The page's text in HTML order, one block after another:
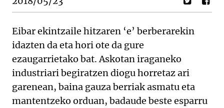
Eibar ekintzaile hitzaren ‘e’ berberarekin
idazten da eta hori ote da gure
ezaugarrietako bat. Askotan iraganeko
industriari begiratzen diogu horretaz ari
garenean, baina gauza berriak asmatu eta
mantentzeko orduan, badaude beste esparru